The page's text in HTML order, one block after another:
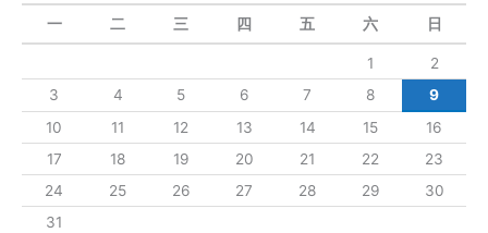
一 二 三 四 五 六 日
1
2
3
4 5 6 7 8
9
10
11 12 13 14 15
16
17
18 19 20 21 22
23
24
25 26 27 28 29
30
31